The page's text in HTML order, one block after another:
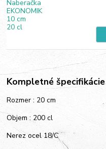
Kompletné špecifikácie
Rozmer : 20 cm
Objem : 200 cl
Nerez ocel 18/C